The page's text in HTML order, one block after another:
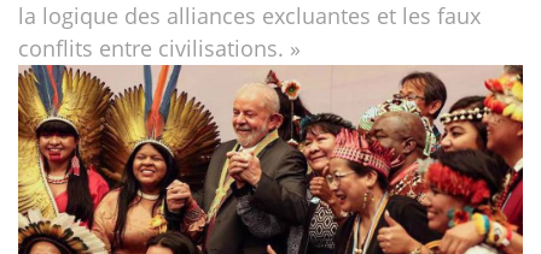
la logique des alliances excluantes et les faux
conflits entre civilisations. »